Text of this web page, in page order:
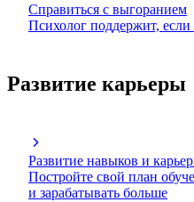
Справиться с выгоранием
Психолог поддержит, если
Развитие карьеры
Развитие навыков и
Постройте свой план
и зарабатывать больше